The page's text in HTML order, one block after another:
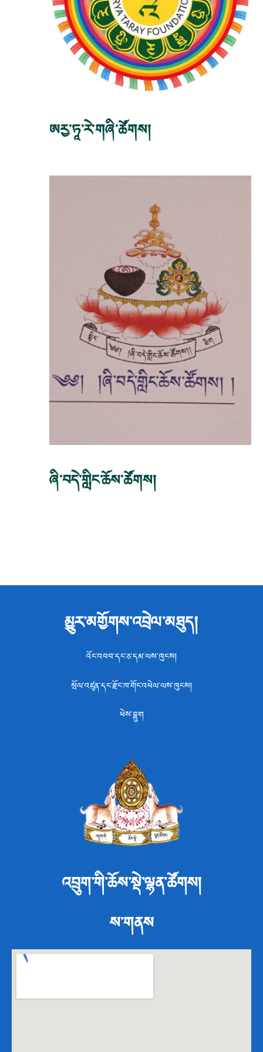
ཨརྱ་ཏཱ་རེ་གཞི་ཚོགས།
ཞི་བདེ་གླིང་ཆོས་ཚོགས།
མྱུར་མགྱོགས་འབྲེལ་མཐུད།
འོང་འབབ་དང་ཅ་དམ་ལས་ཁུངས།
སྲོལ་འཛུན་དང་རྫོང་ཁ་གོང་འཕེལ་ལས་ཁུངས།
ཕེས་བྷུག
འབྲུག་གི་ཆོས་སྡེ་ལྷན་ཚོགས།
ས་གནས